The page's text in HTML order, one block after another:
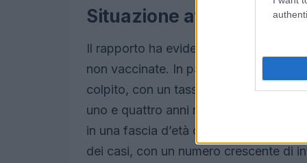
Situazione attuale in
Il rapporto ha evidenziato che l’87%
non vaccinate. In particolare, i neonati
colpito, con un tasso di infezione di
uno e quattro anni non è stato
in una fascia d’età critica. Anche gli
dei casi, con un numero crescente di